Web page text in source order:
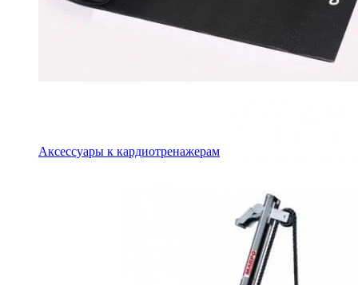
Аксессуары к кардиотренажерам